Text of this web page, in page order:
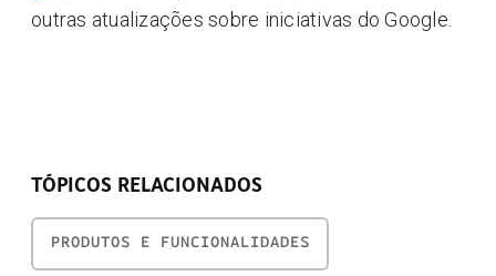
outras atualizações sobre iniciativas do Google.
TÓPICOS RELACIONADOS
PRODUTOS E FUNCIONALIDADES